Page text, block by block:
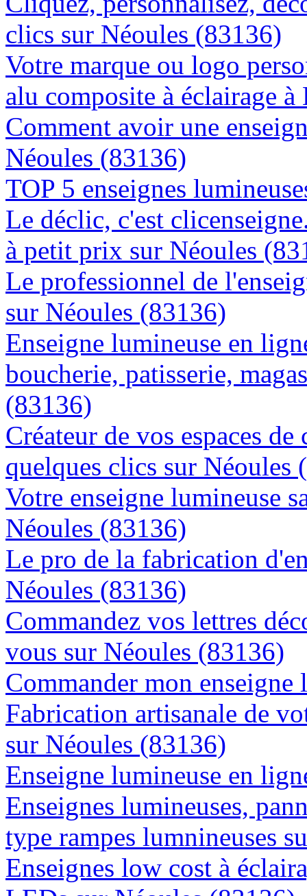
clics sur Néoules (83136)
Votre marque ou logo
alu composite à éclairage
Comment avoir une
Néoules (83136)
TOP 5 enseignes
Le déclic, c'est
à petit prix sur Néoules
Le professionnel de
sur Néoules (83136)
Enseigne lumineuse en
boucherie, patisserie,
(83136)
Créateur de vos espaces
quelques clics sur Néoules
Votre enseigne lumineuse
Néoules (83136)
Le pro de la fabrication
Néoules (83136)
Commandez vos lettres
vous sur Néoules (83136)
Commander mon
Fabrication artisanale de
sur Néoules (83136)
Enseigne lumineuse en
Enseignes lumineuses,
type rampes lumnineuses
Enseignes low cost à